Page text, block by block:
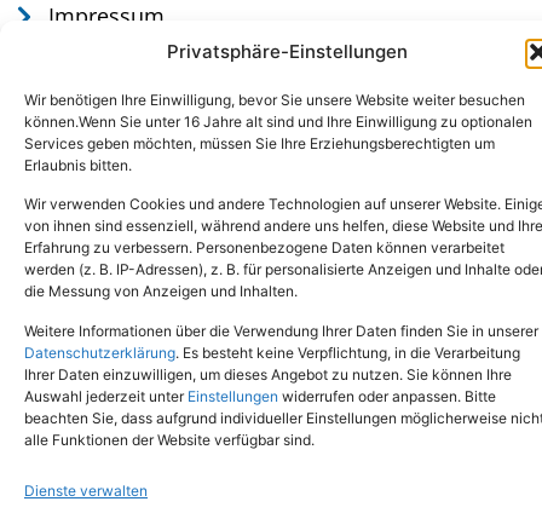
Privatsphäre-Einstellungen
Wir benötigen Ihre Einwilligung, bevor Sie unsere Website weiter besuchen
können.Wenn Sie unter 16 Jahre alt sind und Ihre Einwilligung zu optionalen
Services geben möchten, müssen Sie Ihre Erziehungsberechtigten um
Erlaubnis bitten.
Wir verwenden Cookies und andere Technologien auf unserer Website.
von ihnen sind essenziell, während andere uns helfen, diese Website und Ihre
Erfahrung zu verbessern. Personenbezogene Daten können verarbeitet
werden (z. B. IP-Adressen), z. B. für personalisierte Anzeigen und Inhalte
die Messung von Anzeigen und Inhalten.
Weitere Informationen über die Verwendung Ihrer Daten finden Sie in unserer
Datenschutzerklärung. Es besteht keine Verpflichtung, in die Verarbeitung
Ihrer Daten einzuwilligen, um dieses Angebot zu nutzen. Sie können Ihre
Auswahl jederzeit unter Einstellungen widerrufen oder anpassen. Bitte
beachten Sie, dass aufgrund individueller Einstellungen möglicherweise
alle Funktionen der Website verfügbar sind.
Dienste verwalten
Impressum
Datenschutz
Copyright © 2024. Alle Rechte vorbehalten.
Tel.: (02651) - 77438info@tierheim-mayen.de
In der Pluns 1, 56727 Mayen